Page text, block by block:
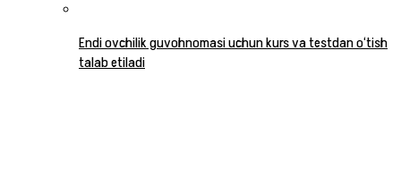
Endi ovchilik guvohnomasi uchun kurs va testdan o‘tish
talab etiladi